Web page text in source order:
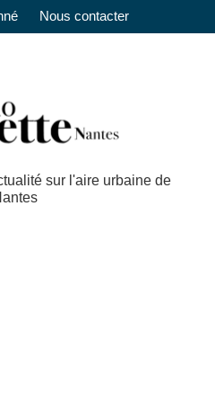
Nous contacter
sur l'aire urbaine de